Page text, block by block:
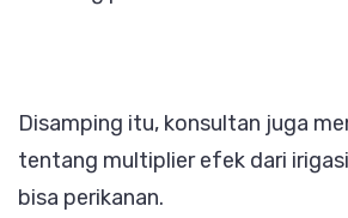
Disamping itu, konsultan juga
tentang multiplier efek dari
bisa perikanan.